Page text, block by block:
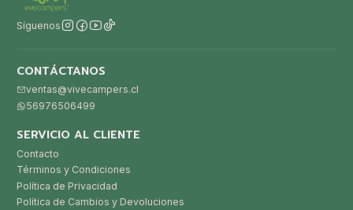
Síguenos
CONTÁCTANOS
ventas@vivecampers.cl
56976506499
SERVICIO AL CLIENTE
Contacto
Términos y Condiciones
Política de Privacidad
Política de Cambios y Devoluciones